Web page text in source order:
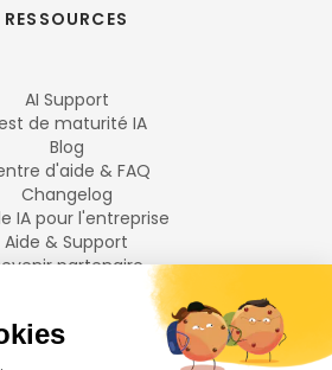
RESSOURCES
AI Support
de maturité IA
Blog
d'aide & FAQ
Changelog
IA pour l'entreprise
Aide & Support
partenaire
LANGUES